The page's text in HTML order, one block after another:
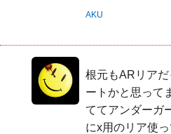
AKU
根元もARリア
ートかと思って
ててアンダーガ
にx用のリア使